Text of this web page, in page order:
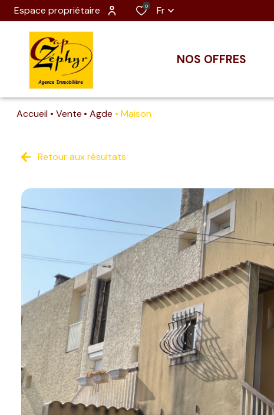
Espace propriétaire 0 Fr
NOS OFFRES
Accueil Vente Agde Maison
Retour aux résultats